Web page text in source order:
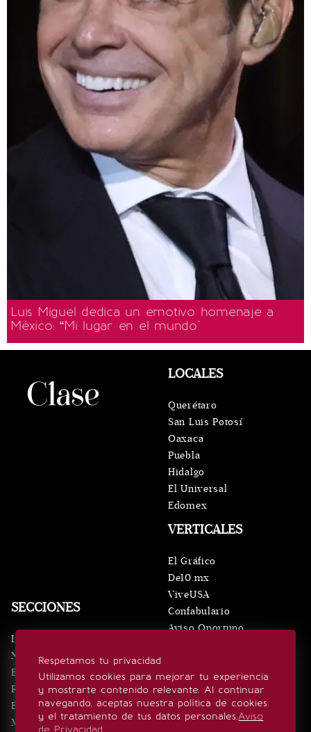
Luis Miguel dedica un emotivo homenaje a
México: “Mi lugar en el mundo"
Respetamos tu privacidad
Utilizamos cookies para mejorar tu experiencia
y mostrarte contenido relevante. Al continuar
navegando, aceptas nuestra política de cookies
y el tratamiento de tus datos personales.Aviso
de Privacidad
SECCIONES
Inicio
Noticias
Eventos
Realeza
Estilo de vida
Minuto x Minuto
VERTICALES
El Gráfico
De10.mx
ViveUSA
Confabulario
Aviso Oportuno
LOCALES
Querétaro
San Luis Potosí
Oaxaca
Puebla
Hidalgo
El Universal
Edomex
SÍGUENOS